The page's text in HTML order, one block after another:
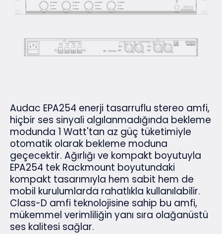
Audac EPA254 enerji tasarruflu stereo amfi,
hiçbir ses sinyali algılanmadığında bekleme
modunda 1 Watt'tan az güç tüketimiyle
otomatik olarak bekleme moduna
geçecektir. Ağırlığı ve kompakt boyutuyla
EPA254 tek Rackmount boyutundaki
kompakt tasarımıyla hem sabit hem de
mobil kurulumlarda rahatlıkla kullanılabilir.
Class-D amfi teknolojisine sahip bu amfi,
mükemmel verimliliğin yanı sıra olağanüstü
ses kalitesi sağlar.